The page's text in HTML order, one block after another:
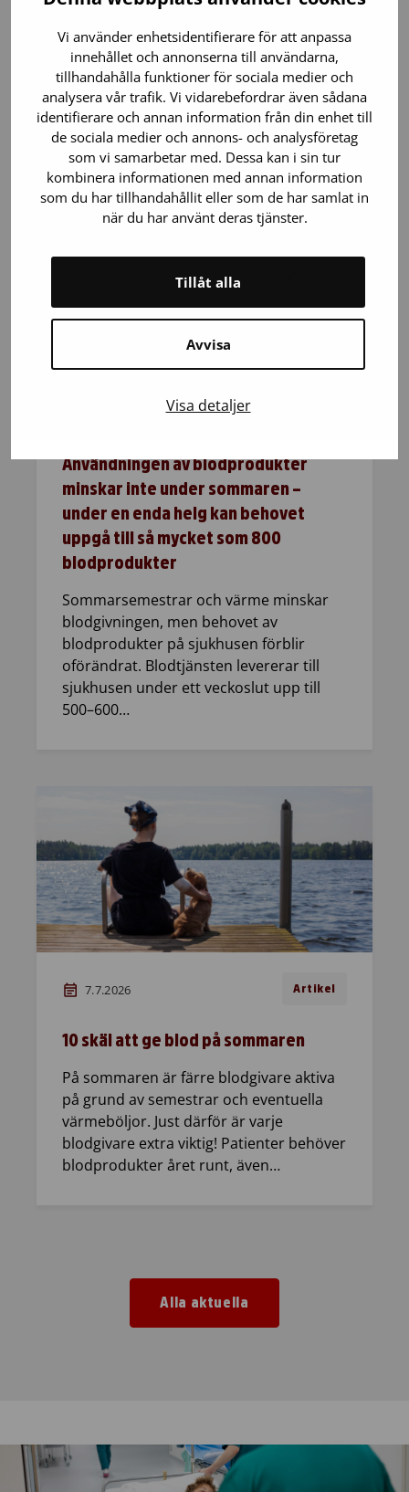
Vi använder enhetsidentifierare för att anpassa
innehållet och annonserna till användarna,
tillhandahålla funktioner för sociala medier och
analysera vår trafik. Vi vidarebefordrar även sådana
identifierare och annan information från din enhet till
de sociala medier och annons- och analysföretag
som vi samarbetar med. Dessa kan i sin tur
kombinera informationen med annan information
som du har tillhandahållit eller som de har samlat in
när du har använt deras tjänster.
Avvisa
Tillåt alla
Visa detaljer
huvudstadsregionen, har nu nått
milstolpen 10 000 blodgivningar.
Blodgivningsbussen gör det enkelt att ge
blod nära vardagen och erbjuder en unik
miljö för…
Användningen av blodprodukter
minskar inte under sommaren –
under en enda helg kan behovet
uppgå till så mycket som 800
blodprodukter
Sommarsemestrar och värme minskar
blodgivningen, men behovet av
blodprodukter på sjukhusen förblir
oförändrat. Blodtjänsten levererar till
sjukhusen under ett veckoslut upp till
500–600…
7.7.2026 Artikel
10 skäl att ge blod på sommaren
På sommaren är färre blodgivare aktiva
på grund av semestrar och eventuella
värmeböljor. Just därför är varje
blodgivare extra viktig! Patienter behöver
blodprodukter året runt, även…
Alla aktuella